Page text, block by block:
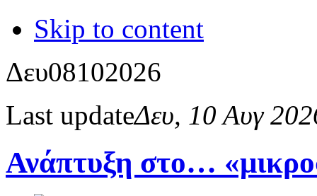
Skip to content
Δευ08102026
Last updateΔευ, 10 Αυγ
Ανάπτυξη στο…